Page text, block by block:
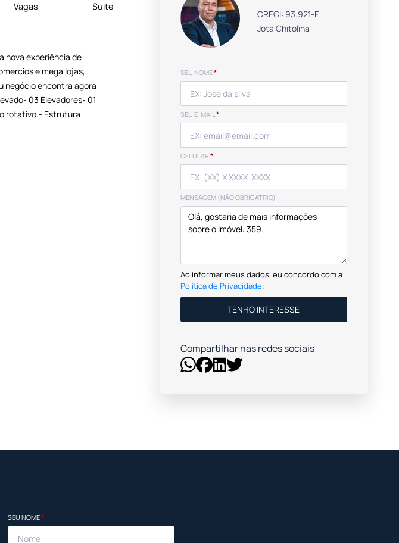
Vagas
Suite
nova experiência de
e mega lojas,
negócio encontra agora
03 Elevadores- 01
rotativo.- Estrutura
CRECI: 93.921-F
Jota Chitolina
SEU NOME*
SEU E-MAIL*
CELULAR *
MENSAGEM (NÃO OBRIGATRIO)
Ao informar meus dados, eu concordo com a
Política de Privacidade.
TENHO INTERESSE
Compartilhar nas redes sociais
SEU NOME*